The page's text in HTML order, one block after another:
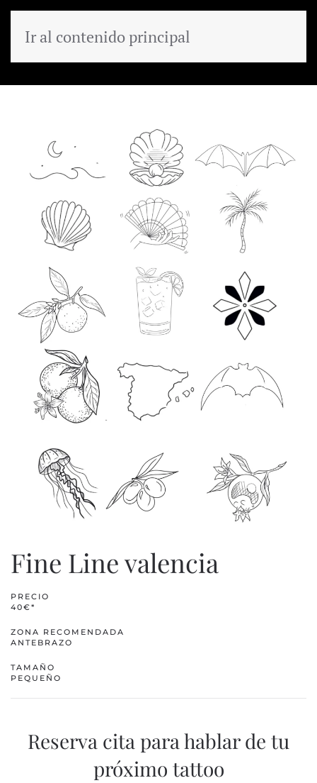
Ir al contenido principal
Fine Line valencia
PRECIO
40€*
ZONA RECOMENDADA
ANTEBRAZO
TAMAÑO
PEQUEÑO
Reserva cita para hablar de tu
próximo tattoo